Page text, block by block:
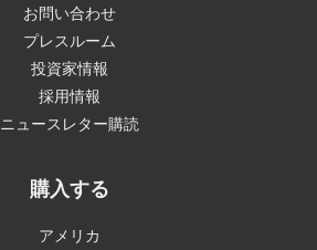
お問い合わせ
プレスルーム
投資家情報
採用情報
ニュースレター購読
購入する
アメリカ